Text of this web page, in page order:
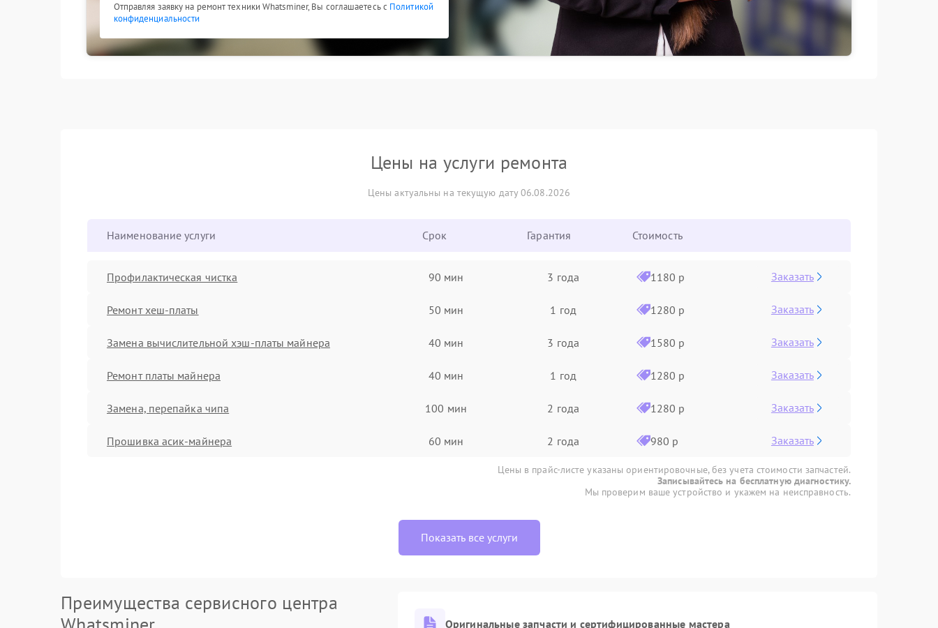
Отправляя заявку на ремонт техники Whatsminer, Вы соглашаетесь с Политикой
конфиденциальности
Цены на услуги ремонта
Цены актуальны на текущую дату 06.08.2026
Наименование услуги Срок Гарантия Стоимость
Профилактическая чистка 90 мин 3 года 1180 р Заказать
Ремонт хеш-платы 50 мин 1 год 1280 р Заказать
Замена вычислительной хэш-платы майнера 40 мин 3 года 1580 р Заказать
Ремонт платы майнера 40 мин 1 год 1280 р Заказать
Замена, перепайка чипа 100 мин 2 года 1280 р Заказать
Прошивка асик-майнера 60 мин 2 года 980 р Заказать
Цены в прайс-листе указаны ориентировочные, без учета стоимости запчастей.
Записывайтесь на бесплатную диагностику.
Мы проверим ваше устройство и укажем на неисправность.
Показать все услуги
Преимущества сервисного центра
Оригинальные запчасти и сертифицированные мастера